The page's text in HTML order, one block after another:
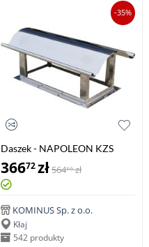
-35%
Daszek - NAPOLEON KZS
140x140mm
36672zł56419 zł
KOMINUS Sp. z o.o.
Kłaj
542 produkty